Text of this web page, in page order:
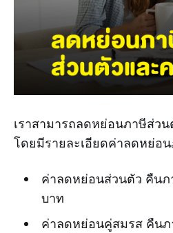
เราสามารถลดหย่อนภาษีส่ว
โดยมีรายละเอียดค่าลดหย่อ
ค่าลดหย่อนส่วนตัว คืนภ
บาท
ค่าลดหย่อนคู่สมรส คืนภ